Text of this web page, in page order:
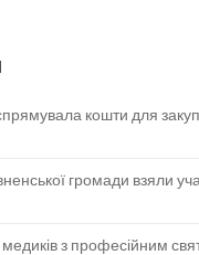
кошти для
громади взяли
з професійним